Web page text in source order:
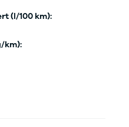
(l/100 km):
km):